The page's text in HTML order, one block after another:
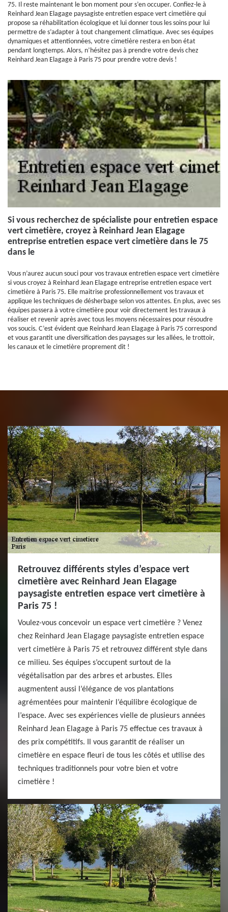
75. Il reste maintenant le bon moment pour s’en occuper. Confiez-le à
Reinhard Jean Elagage paysagiste entretien espace vert cimetière qui
propose sa réhabilitation écologique et lui donner tous les soins pour lui
permettre de s’adapter à tout changement climatique. Avec ses équipes
dynamiques et attentionnées, votre cimetière restera en bon état
pendant longtemps. Alors, n’hésitez pas à prendre votre devis chez
Reinhard Jean Elagage à Paris 75 pour prendre votre devis !
Si vous recherchez de spécialiste pour entretien espace
vert cimetière, croyez à Reinhard Jean Elagage
entreprise entretien espace vert cimetière dans le 75
dans le
Vous n’aurez aucun souci pour vos travaux entretien espace vert cimetière
si vous croyez à Reinhard Jean Elagage entreprise entretien espace vert
cimetière à Paris 75. Elle maitrise professionnellement vos travaux et
applique les techniques de désherbage selon vos attentes. En plus, avec ses
équipes passera à votre cimetière pour voir directement les travaux à
réaliser et revenir après avec tous les moyens nécessaires pour résoudre
vos soucis. C’est évident que Reinhard Jean Elagage à Paris 75 correspond
et vous garantit une diversification des paysages sur les allées, le trottoir,
les canaux et le cimetière proprement dit !
Retrouvez différents styles d’espace vert
cimetière avec Reinhard Jean Elagage
paysagiste entretien espace vert cimetière à
Paris 75 !
Voulez-vous concevoir un espace vert cimetière ? Venez
chez Reinhard Jean Elagage paysagiste entretien espace
vert cimetière à Paris 75 et retrouvez différent style dans
ce milieu. Ses équipes s’occupent surtout de la
végétalisation par des arbres et arbustes. Elles
augmentent aussi l’élégance de vos plantations
agrémentées pour maintenir l’équilibre écologique de
l’espace. Avec ses expériences vielle de plusieurs années
Reinhard Jean Elagage à Paris 75 effectue ces travaux à
des prix compétitifs. Il vous garantit de réaliser un
cimetière en espace fleuri de tous les côtés et utilise des
techniques traditionnels pour votre bien et votre
cimetière !